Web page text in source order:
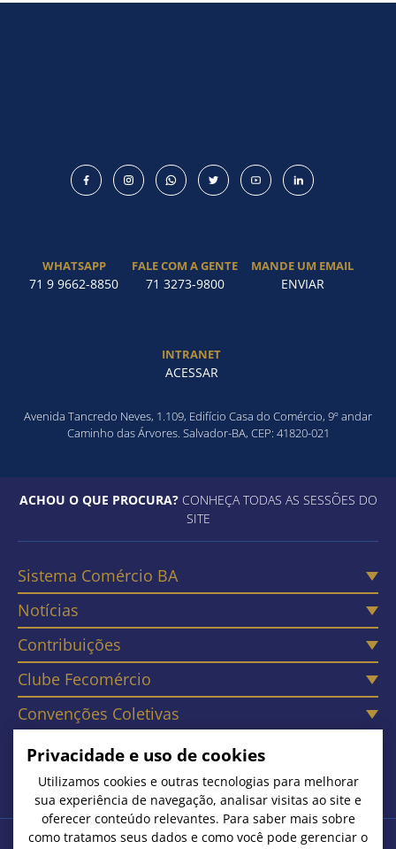
WHATSAPP
71 9 9662-8850
FALE COM A GENTE
71 3273-9800
MANDE UM EMAIL
ENVIAR
INTRANET
ACESSAR
Avenida Tancredo Neves, 1.109, Edifício Casa do Comércio, 9º andar
Caminho das Árvores. Salvador-BA, CEP: 41820-021
ACHOU O QUE PROCURA?CONHEÇA TODAS AS SESSÕES DO
SITE
Sistema Comércio BA
Notícias
Contribuições
Clube Fecomércio
Convenções Coletivas
Câmaras
Contato
Privacidade e uso de cookies
Utilizamos cookies e outras tecnologias para melhorar
sua experiência de navegação, analisar visitas ao site e
oferecer conteúdo relevantes. Para saber mais sobre
como tratamos seus dados e como você pode gerenciar o